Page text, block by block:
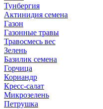
Тунбергия
Актинидия семена
Газон
Газонные травы
Травосмесь вес
Зелень
Базилик семена
Горчица
Кориандр
Кресс-салат
Микрозелень
Петрушка